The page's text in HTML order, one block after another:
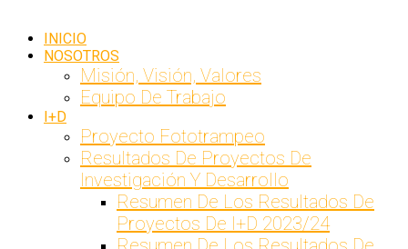
INICIO
NOSOTROS
Misión, Visión, Valores
Equipo De Trabajo
I+D
Proyecto Fototrampeo
Resultados De Proyectos De
Investigación Y Desarrollo
Resumen De Los Resultados De
Proyectos De I+D 2023/24